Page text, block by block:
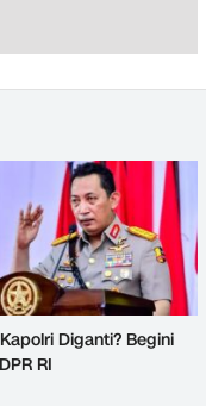
Diganti? Begini
RI